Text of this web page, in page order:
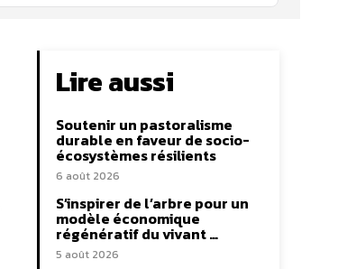
Lire aussi
Soutenir un pastoralisme
durable en faveur de socio-
écosystèmes résilients
6 août 2026
S’inspirer de l’arbre pour un
modèle économique
régénératif du vivant …
5 août 2026